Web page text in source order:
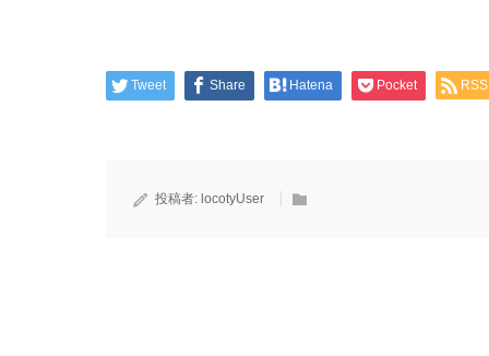
Tweet Share Hatena Pocket RSS
投稿者: locotyUser